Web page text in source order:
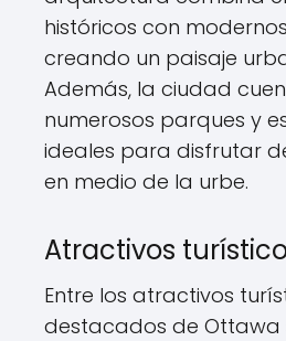
históricos con
creando un paisaje
Además, la ciudad
numerosos parques y
ideales para disfrutar
en medio de la urbe.
Atractivos
Entre los atractivos
destacados de Ottawa